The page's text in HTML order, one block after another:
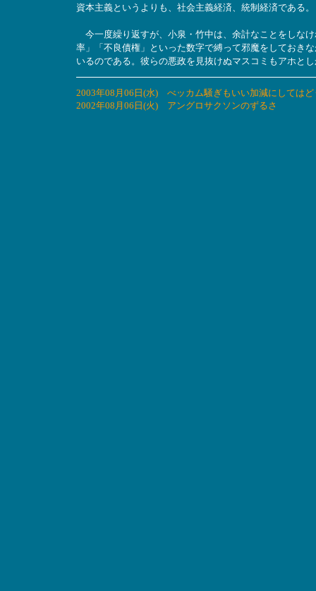
資本主義というよりも、社会主義経済、統制経済である。
今一度繰り返すが、小泉・竹中は、余計なことをしな
率」「不良債権」といった数字で縛って邪魔をしておき
いるのである。彼らの悪政を見抜けぬマスコミもアホと
2003年08月06日(水) べッカム騒ぎもいい加減にしてはど
2002年08月06日(火) アングロサクソンのずるさ